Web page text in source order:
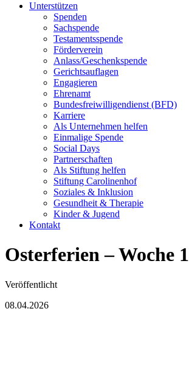
Unterstützen
Spenden
Sachspende
Testamentsspende
Förderverein
Anlass/Geschenkspende
Gerichtsauflagen
Engagieren
Ehrenamt
Bundesfreiwilligendienst (BFD)
Karriere
Als Unternehmen helfen
Einmalige Spende
Social Days
Partnerschaften
Als Stiftung helfen
Stiftung Carolinenhof
Soziales & Inklusion
Gesundheit & Therapie
Kinder & Jugend
Kontakt
Osterferien – Woche 1
Veröffentlicht
08.04.2026